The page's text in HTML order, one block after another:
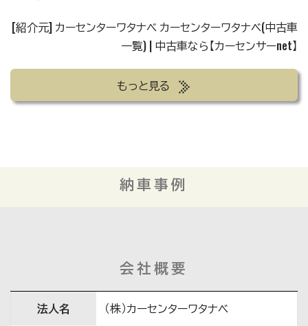
[紹介元] カーセンターワタナベ カーセンターワタナベ(中古車
一覧) | 中古車なら【カーセンサーnet】
もっと見る
納車事例
会社概要
法人名 （株）カーセンターワタナベ